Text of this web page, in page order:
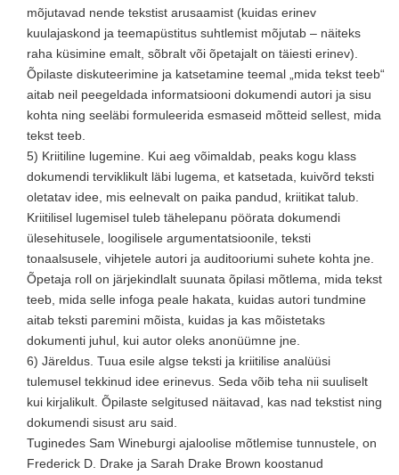
mõjutavad nende tekstist arusaamist (kuidas erinev
kuulajaskond ja teemapüstitus suhtlemist mõjutab – näiteks
raha küsimine emalt, sõbralt või õpetajalt on täiesti erinev).
Õpilaste diskuteerimine ja katsetamine teemal „mida tekst teeb“
aitab neil peegeldada informatsiooni dokumendi autori ja sisu
kohta ning seeläbi formuleerida esmaseid mõtteid sellest, mida
tekst teeb.
5) Kriitiline lugemine. Kui aeg võimaldab, peaks kogu klass
dokumendi terviklikult läbi lugema, et katsetada, kuivõrd teksti
oletatav idee, mis eelnevalt on paika pandud, kriitikat talub.
Kriitilisel lugemisel tuleb tähelepanu pöörata dokumendi
ülesehitusele, loogilisele argumentatsioonile, teksti
tonaalsusele, vihjetele autori ja auditooriumi suhete kohta jne.
Õpetaja roll on järjekindlalt suunata õpilasi mõtlema, mida tekst
teeb, mida selle infoga peale hakata, kuidas autori tundmine
aitab teksti paremini mõista, kuidas ja kas mõistetaks
dokumenti juhul, kui autor oleks anonüümne jne.
6) Järeldus. Tuua esile algse teksti ja kriitilise analüüsi
tulemusel tekkinud idee erinevus. Seda võib teha nii suuliselt
kui kirjalikult. Õpilaste selgitused näitavad, kas nad tekstist ning
dokumendi sisust aru said.
Tuginedes Sam Wineburgi ajaloolise mõtlemise tunnustele, on
Frederick D. Drake ja Sarah Drake Brown koostanud